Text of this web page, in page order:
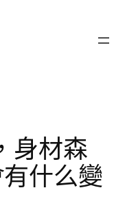
身材森
什么變